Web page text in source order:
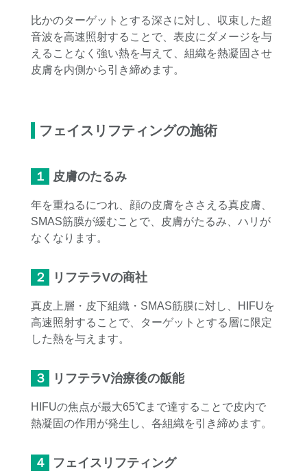
比かのターゲットとする深さに対し、収束した超
音波を高速照射することで、表皮にダメージを与
えることなく強い熱を与えて、組織を熱凝固させ
皮膚を内側から引き締めます。
フェイスリフティングの施術
１皮膚のたるみ
年を重ねるにつれ、顔の皮膚をささえる真皮膚、
SMAS筋膜が緩むことで、皮膚がたるみ、ハリが
なくなります。
２リフテラVの商社
真皮上層・皮下組織・SMAS筋膜に対し、HIFUを
高速照射することで、ターゲットとする層に限定
した熱を与えます。
３リフテラV治療後の飯能
HIFUの焦点が最大65℃まで達することで皮内で
熱凝固の作用が発生し、各組織を引き締めます。
４フェイスリフティング